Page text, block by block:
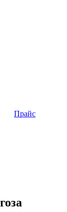
Прайс